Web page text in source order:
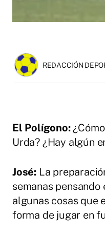
REDACCIÓN
El Polígono:
Urda? ¿Hay algún
José: La
semanas
algunas cosas que
forma de jugar en